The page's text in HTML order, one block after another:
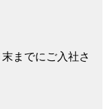
までにご入社さ